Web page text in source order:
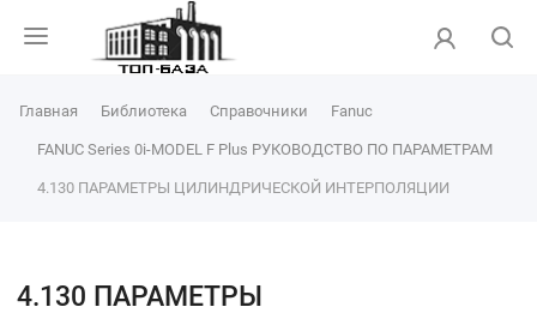
Главная Библиотека Справочники Fanuc
FANUC Series 0i-MODEL F Plus РУКОВОДСТВО ПО ПАРАМЕТРАМ
4.130 ПАРАМЕТРЫ ЦИЛИНДРИЧЕСКОЙ ИНТЕРПОЛЯЦИИ
4.130 ПАРАМЕТРЫ